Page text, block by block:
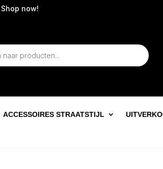
now!
ACCESSOIRES STRAATSTIJL